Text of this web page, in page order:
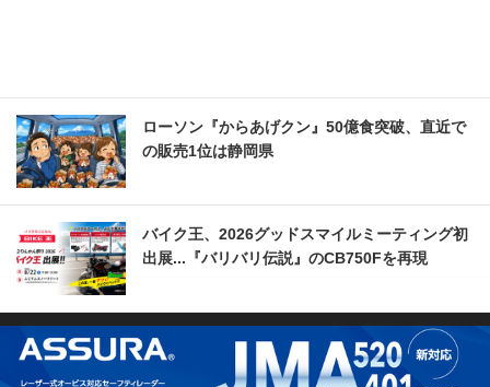
ローソン『からあげクン』50億食突破、直近で
の販売1位は静岡県
バイク王、2026グッドスマイルミーティング初
出展...『バリバリ伝説』のCB750Fを再現